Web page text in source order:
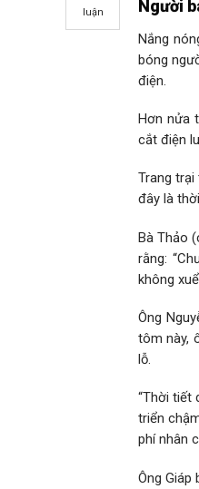
luận
Người
Nắng
bóng
điện.
Hơn nửa
cắt điện
Trang
đây là
Bà Thảo
rằng:
không
Ông
tôm này,
lỗ.
“Thời tiết
triển
phí nhân
Ông